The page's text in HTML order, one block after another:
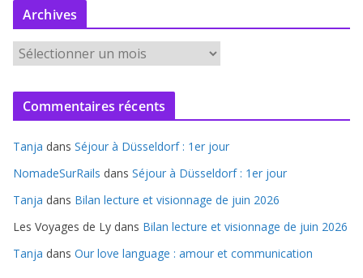
Archives
c
v
e
s
Commentaires récents
Tanja dans Séjour à Düsseldorf : 1er jour
NomadeSurRails dans Séjour à Düsseldorf : 1er jour
Tanja dans Bilan lecture et visionnage de juin 2026
Les Voyages de Ly dans Bilan lecture et visionnage de juin 2026
Tanja dans Our love language : amour et communication